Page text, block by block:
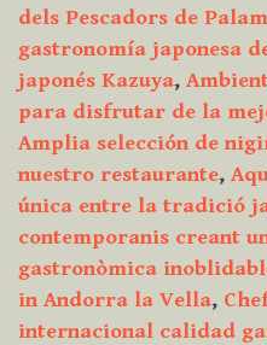
dels Pescadors de
gastronomía japonesa
japonés Kazuya,
para disfrutar de la
Amplia selección de
nuestro restaurante,
única entre la tradició
contemporanis creant
gastronòmica
in Andorra la Vella,
internacional calidad